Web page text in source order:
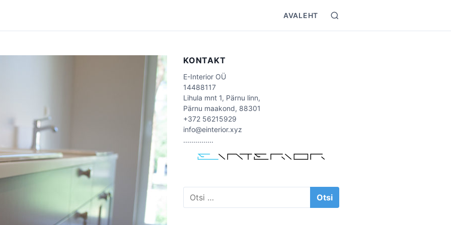
AVALEHT
S
e
KONTAKT
E-Interior OÜ
14488117
Lihula mnt 1, Pärnu linn,
Pärnu maakond, 88301
+372 56215929
info@einterior.xyz
...............